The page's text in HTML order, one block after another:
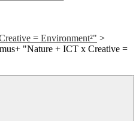
= Environment²" >
"Nature + ICT x Creative =